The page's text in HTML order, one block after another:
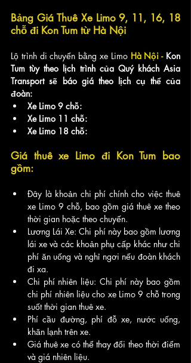
Bảng Giá Thuê Xe Limo 9, 11, 16, 18
chỗ đi Kon Tum từ Hà Nội
Lộ trình di chuyển bằng xe Limo Hà Nội - Kon
Tum tùy theo lịch trình của Quý khách Asia
Transport sẽ báo giá theo lịch cụ thể của
đoàn:
Xe Limo 9 chỗ:
Xe Limo 11 chỗ:
Xe Limo 18 chỗ:
Giá thuê xe Limo đi Kon Tum bao
gồm:
Đây là khoản chi phí chính cho việc thuê
xe Limo 9 chỗ, bao gồm giá thuê xe theo
thời gian hoặc theo chuyến.
Lương Lái Xe: Chi phí này bao gồm lương
lái xe và các khoản phụ cấp khác như chi
phí ăn uống và nghỉ ngơi nếu đoàn khách
đi xa.
Chi phí nhiên liệu: Chi phí này bao gồm
chi phí nhiên liệu cho xe Limo 9 chỗ trong
suốt thời gian thuê xe.
Phí cầu đường, phí đỗ xe, nước uống,
khăn lạnh trên xe.
Giá thuê xe có thể thay đổi theo thời điểm
và giá nhiên liệu.